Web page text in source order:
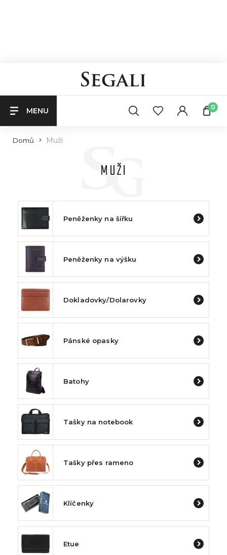
MENU 0
Domů Muži
MUŽI
Peněženky na šířku
Peněženky na výšku
Dokladovky/Dolarovky
Pánské opasky
Batohy
Tašky na notebook
Tašky přes rameno
Klíčenky
Etue